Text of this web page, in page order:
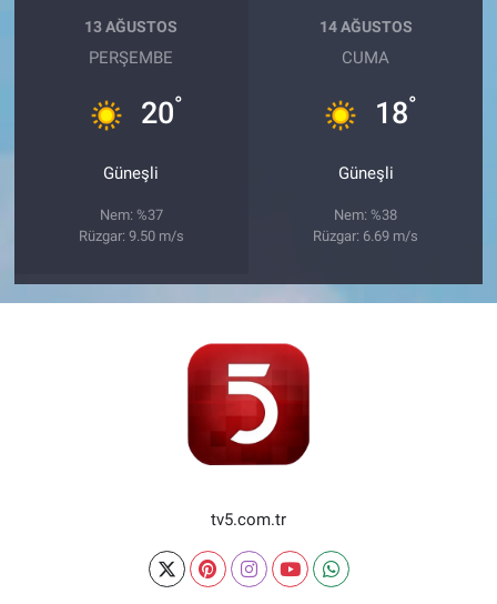
13 AĞUSTOS
PERŞEMBE
20°
Güneşli
Nem: %37
Rüzgar: 9.50 m/s
14 AĞUSTOS
CUMA
18°
Güneşli
Nem: %38
Rüzgar: 6.69 m/s
tv5.com.tr